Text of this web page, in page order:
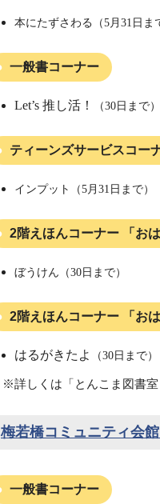
本にたずさわる（5月31日ま
一般書コーナー
Let’s 推し活！ （30日まで）
ティーンズサービスコー
インプット（5月31日まで）
2階えほんコーナー 「お
ぼうけん（30日まで）
2階えほんコーナー 「お
はるがきたよ （30日まで）
※詳しくは「とんこま図書室
梅若橋コミュニティ会
一般書コーナー